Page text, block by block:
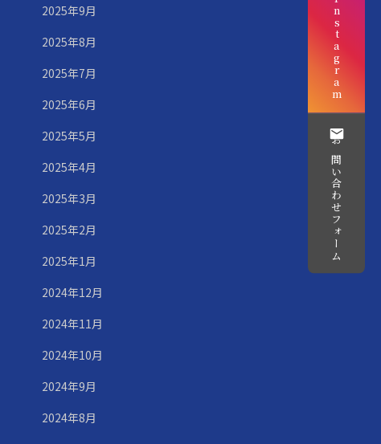
2025年9月
2025年8月
2025年7月
2025年6月
2025年5月
2025年4月
2025年3月
2025年2月
2025年1月
2024年12月
2024年11月
2024年10月
2024年9月
2024年8月
Instagram
お問い合わせフォーム